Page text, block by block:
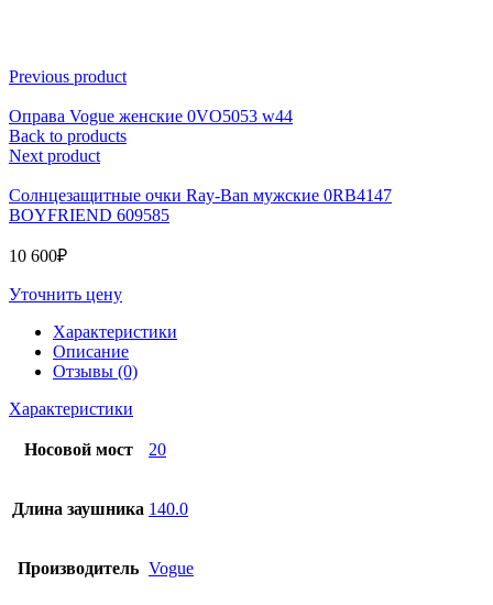
Previous product
Оправа Vogue женские 0VO5053 w44
Back to products
Next product
Солнцезащитные очки Ray-Ban мужские 0RB4147
BOYFRIEND 609585
10 600₽
Уточнить цену
Характеристики
Описание
Отзывы (0)
Характеристики
Носовой мост 20
Длина заушника 140.0
Производитель Vogue